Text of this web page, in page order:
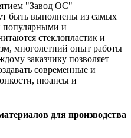
"Завод ОС"
быть выполнены из самых
популярными и
стеклопластик и
многолетний опыт работы
заказчику позволяет
современные и
нюансы и
для производства